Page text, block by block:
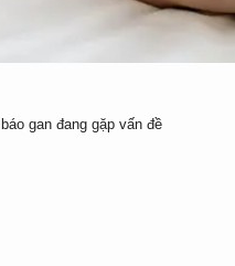
gan đang gặp vấn đề